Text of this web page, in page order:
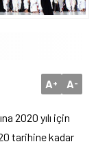
A+ A-
2020 yılı için
tarihine kadar